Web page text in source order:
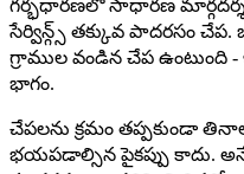
గర్భధారణలో సాధారణ
సేర్విన్గ్స్ తక్కువ పాదరసం చేప.
గ్రాముల వండిన చేప
భాగం.
చేపలను క్రమం తప్పకుండా
భయపడాల్సిన పైకప్పు కాదు.